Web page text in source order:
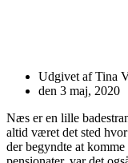
Udgivet afTina
den 3 maj, 2020
Næs er en lille
altid været det sted
der begyndte at